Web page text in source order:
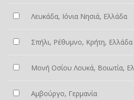
Λευκάδα, Ιόνια Νησιά, Ελλάδα
Σπήλι, Ρέθυμνο, Κρήτη, Ελλάδα
Μονή Οσίου Λουκά, Βοιωτία,
Αμβούργο, Γερμανία